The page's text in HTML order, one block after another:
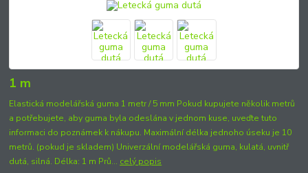
1 m
Elastická modelářská guma 1 metr / 5 mm Pokud kupujete několik metrů
a potřebujete, aby guma byla odeslána v jednom kuse, uveďte tuto
informaci do poznámek k nákupu. Maximální délka jednoho úseku je 10
metrů. (pokud je skladem) Univerzální modelářská guma, kulatá, uvnitř
dutá, silná. Délka: 1 m Prů... celý popis